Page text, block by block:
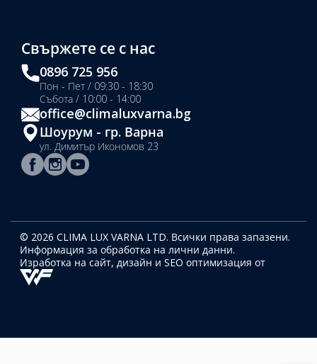
Свържете се с нас
0896 725 956
Пон - Пет / 09:30 - 18:30
Събота / 10:00 - 14:00
office@climaluxvarna.bg
Шоурум - гр. Варна
ул. Димитър Икономов 23
© 2026 CLIMA LUX VARNA LTD. Всички права запазени.
Информация за обработка на лични данни.
Изработка на сайт, дизайн и SEO оптимизация от